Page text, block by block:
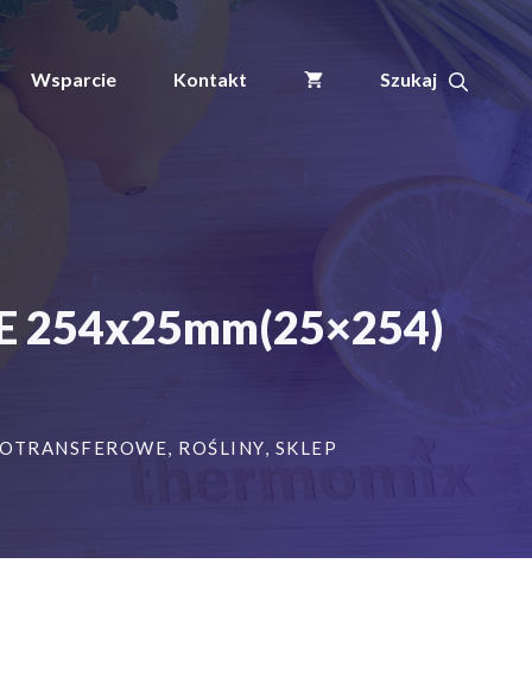
Wsparcie Kontakt
254x25mm(25×254)
, ROŚLINY, SKLEP
ogrodnicze/sadownicze
ŻÓŁTE